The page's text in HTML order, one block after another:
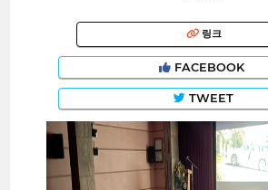
링크
FACEBOOK
TWEET